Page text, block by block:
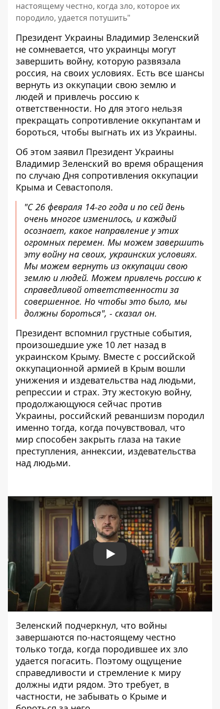
настоящему честно, когда зло, которое их
породило, удается потушить"
Президент Украины Владимир Зеленский
не сомневается, что украинцы могут
завершить войну, которую развязала
россия, на своих условиях. Есть все шансы
вернуть из оккупации свою землю и
людей и привлечь россию к
ответственности. Но для этого нельзя
прекращать сопротивление оккупантам и
бороться, чтобы выгнать их из Украины.
Об этом заявил Президент Украины
Владимир Зеленский во время обращения
по случаю Дня сопротивления оккупации
Крыма и Севастополя.
"С 26 февраля 14-го года и по сей день
очень многое изменилось, и каждый
осознает, какое направление у этих
огромных перемен. Мы можем завершить
эту войну на своих, украинских условиях.
Мы можем вернуть из оккупации свою
землю и людей. Можем привлечь россию к
справедливой ответственности за
совершенное. Но чтобы это было, мы
должны бороться", - сказал он.
Президент вспомнил грустные события,
произошедшие уже 10 лет назад в
украинском Крыму. Вместе с российской
оккупационной армией в Крым вошли
унижения и издевательства над людьми,
репрессии и страх. Эту жестокую войну,
продолжающуюся сейчас против
Украины, российский реваншизм породил
именно тогда, когда почувствовал, что
мир способен закрыть глаза на такие
преступления, аннексии, издевательства
над людьми.
Play
Зеленский подчеркнул, что войны
завершаются по-настоящему честно
только тогда, когда породившее их зло
удается погасить. Поэтому ощущение
справедливости и стремление к миру
должны идти рядом. Это требует, в
частности, не забывать о Крыме и